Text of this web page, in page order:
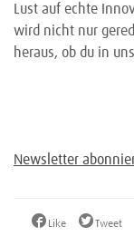
Lust auf echte
wird nicht nur
heraus, ob du in
Newsletter
Like Tweet